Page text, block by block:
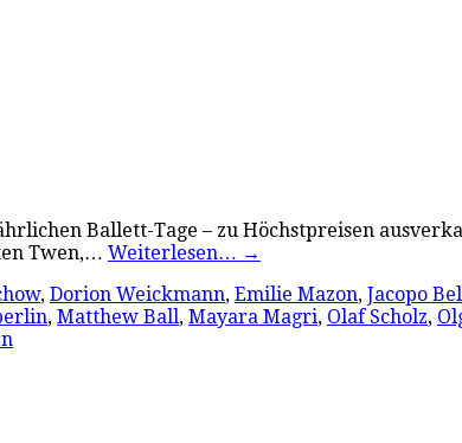
Ballett-Tage – zu Höchstpreisen
Twen,… Weiterlesen… →
, Dorion Weickmann, Emilie Mazon, Jacopo
, Matthew Ball, Mayara Magri, Olaf Scholz,